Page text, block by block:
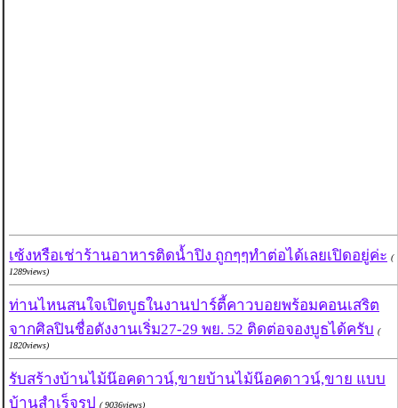
เซ้งหรือเช่าร้านอาหารติดน้ำปิง ถูกๆๆทำต่อได้เลยเปิดอยู่ค่ะ (
1289views)
ท่านไหนสนใจเปิดบูธในงานปาร์ตี้คาวบอยพร้อมคอนเสริต
จากศิลปินชื่อดังงานเริ่ม27-29 พย. 52 ติดต่อจองบูธได้ครับ (
1820views)
รับสร้างบ้านไม้น๊อคดาวน์,ขายบ้านไม้น๊อคดาวน์,ขาย แบบ
บ้านสำเร็จรูป ( 9036views)